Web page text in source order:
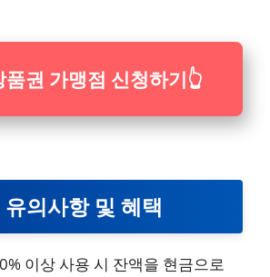
권 가맹점 신청하기👆
의사항 및 혜택
이상 사용 시 잔액을 현금으로